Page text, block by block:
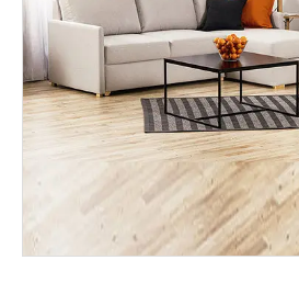
Pöydät ja tuolit
Säilytys
Työpöydät ja työtuolit
Ulkokalusteet